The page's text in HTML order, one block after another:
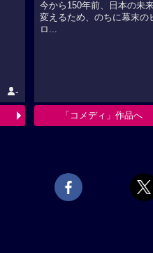
-
今から150年前、日本の未
変えるため、のちに幕末の
ロ...
「コメディ」作品へ